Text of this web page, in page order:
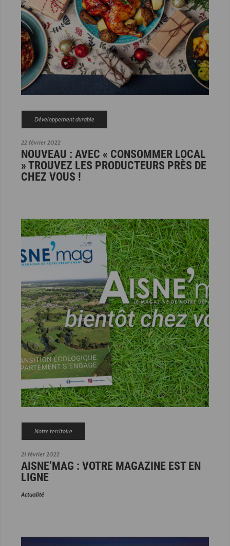
22 février 2022
Développement durable
NOUVEAU : AVEC « CONSOMMER LOCAL
» TROUVEZ LES PRODUCTEURS PRÈS DE
CHEZ VOUS !
21 février 2022
Notre territoire
AISNE’MAG : VOTRE MAGAZINE EST EN
LIGNE
Actualité